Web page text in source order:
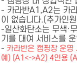
- 카라반A1,A2는 카
이 없습니다.(추가인
-일산화탄소는 무색·
기를 대여 서비스를
- 카라반은 캠핑장 운영
예) (A1<->A2) 4인용